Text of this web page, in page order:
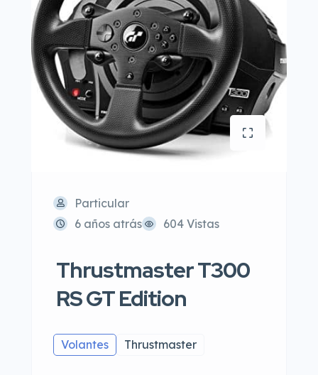
Particular
6 años atrás
604 Vistas
Thrustmaster T300
RS GT Edition
Volantes Thrustmaster